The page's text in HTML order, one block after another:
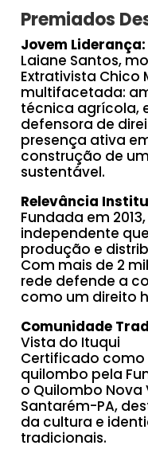
Premiados
Jovem Liderança:
Laiane Santos,
Extrativista Chico
multifacetada:
técnica agrícola,
defensora de
presença ativa
construção de
sustentável.
Relevância
Fundada em
independente
produção e
Com mais de 2
rede defende a
como um direito
Comunidade
Vista do Ituqui
Certificado
quilombo pela
o Quilombo Nova
Santarém-PA,
da cultura e
tradicionais.